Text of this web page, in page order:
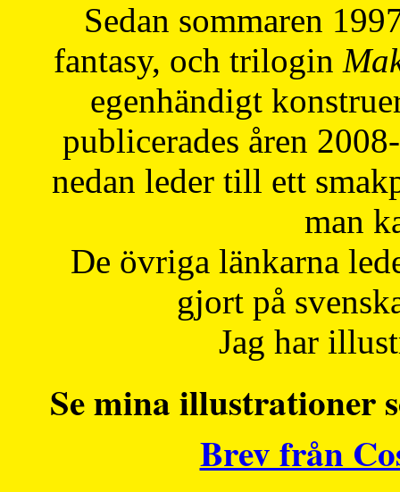
Sedan sommaren
fantasy, och trilogin
egenhändigt
publicerades åren
nedan leder till ett
man
De övriga länkarna
gjort på
Jag har
Se mina illustrationer
Brev från